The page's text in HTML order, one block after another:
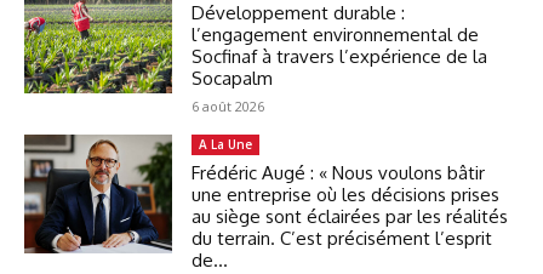
Développement durable :
l’engagement environnemental de
Socfinaf à travers l’expérience de la
Socapalm
6 août 2026
A La Une
Frédéric Augé : « Nous voulons bâtir
une entreprise où les décisions prises
au siège sont éclairées par les réalités
du terrain. C’est précisément l’esprit
de...